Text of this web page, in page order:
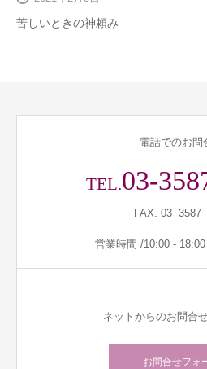
苦しいときの神頼み
電話でのお問
TEL.03-
FAX.
営業時間 /10:00 - 18:00
ネットからのお問合
お問合せフォ